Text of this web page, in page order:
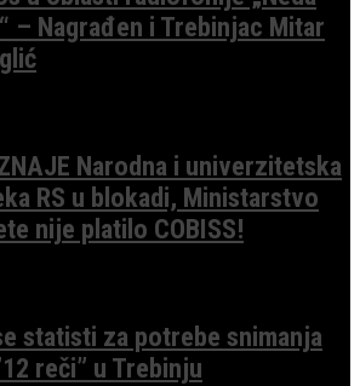
– Nagrađen i Trebinjac Mitar
Narodna i univerzitetska
RS u blokadi, Ministarstvo
nije platilo COBISS!
statisti za potrebe snimanja
reči” u Trebinju